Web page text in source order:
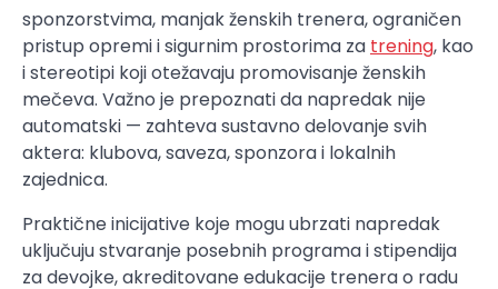
sponzorstvima, manjak ženskih trenera, ograničen
pristup opremi i sigurnim prostorima za trening, kao
i stereotipi koji otežavaju promovisanje ženskih
mečeva. Važno je prepoznati da napredak nije
automatski — zahteva sustavno delovanje svih
aktera: klubova, saveza, sponzora i lokalnih
zajednica.
Praktične inicijative koje mogu ubrzati napredak
uključuju stvaranje posebnih programa i stipendija
za devojke, akreditovane edukacije trenera o radu